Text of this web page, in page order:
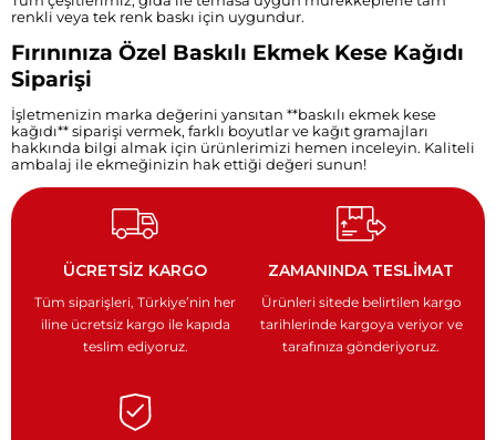
renkli veya tek renk baskı için uygundur.
Fırınınıza Özel Baskılı Ekmek Kese Kağıdı
Siparişi
İşletmenizin marka değerini yansıtan **baskılı ekmek kese
kağıdı** siparişi vermek, farklı boyutlar ve kağıt gramajları
hakkında bilgi almak için ürünlerimizi hemen inceleyin. Kaliteli
ambalaj ile ekmeğinizin hak ettiği değeri sunun!
ÜCRETSİZ KARGO
Tüm siparişleri, Türkiye’nin her
iline ücretsiz kargo ilekapıda
teslim ediyoruz.
ZAMANINDA TESLİMAT
Ürünleri sitede belirtilen kargo
tarihlerinde kargoya veriyorve
tarafınıza gönderiyoruz.